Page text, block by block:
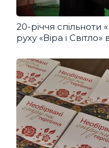
20-річчя
руху «Віра і